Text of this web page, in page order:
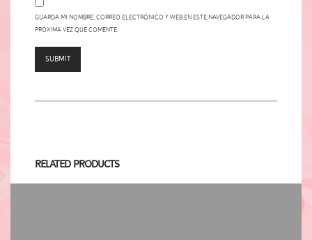
Guarda mi nombre, correo electrónico y web en este navegador para la
próxima vez que comente.
Related Products